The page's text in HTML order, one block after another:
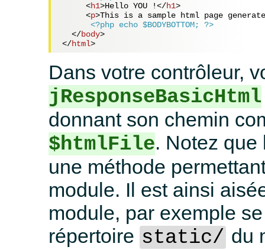
<h1>Hello YOU !</h1>
<p>This is a sample html page
<?php echo $BODYBOTTOM; ?>
</body>
</html>
Dans votre contrôleur,
jResponseBasicHtml
donnant son chemin
$htmlFile. Notez
une méthode
module. Il est ainsi
module, par exemple
répertoire static/ du